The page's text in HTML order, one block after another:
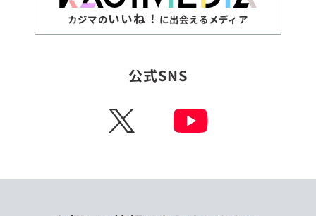
カジマのいいね！ に出会えるメディア
公式SNS
X